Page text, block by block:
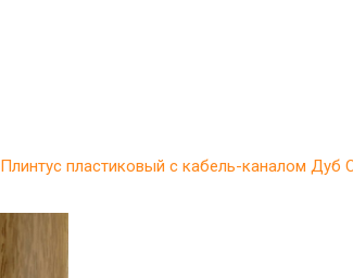
Плинтус пластиковый с кабель-каналом Дуб